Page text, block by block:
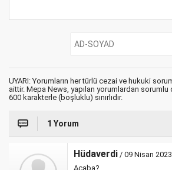
UYARI: Yorumların her türlü cezai ve hukuki
aittir. Mepa News, yapılan yorumlardan sorumlu
600 karakterle (boşluklu) sınırlıdır.
1 Yorum
Hüdaverdi / 09 Nisan
Acaba?